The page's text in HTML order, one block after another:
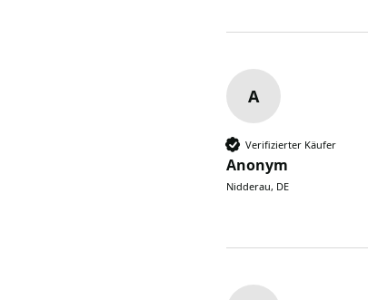
A
Verifizierter Käufer
Anonym
Nidderau, DE